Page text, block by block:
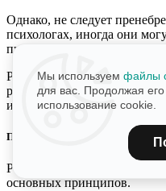
Однако, не следует
психологах, иногда они
профи своего дела.
Рейтинг психолога, цена
работе могут помочь вам
индивидуальной
Принцип работы психолога-
Работа психолога-
основных принципов.
Мы используем файлы
для вас. Продолжая
использование cookie.